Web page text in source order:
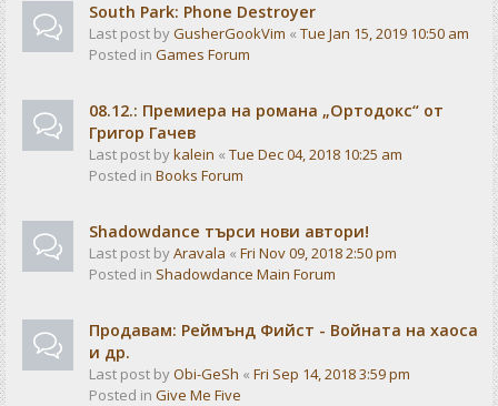
South Park: Phone Destroyer
Last post byGusherGookVim « Tue Jan 15, 2019 10:50 am
Posted in Games Forum
08.12.: Премиера на романа „Ортодокс“ от
Григор Гачев
Last post bykalein « Tue Dec 04, 2018 10:25 am
Posted in Books Forum
Shadowdance търси нови автори!
Last post byAravala « Fri Nov 09, 2018 2:50 pm
Posted in Shadowdance Main Forum
Продавам: Реймънд Фийст - Войната на хаоса
и др.
Last post byObi-GeSh « Fri Sep 14, 2018 3:59 pm
Posted in Give Me Five